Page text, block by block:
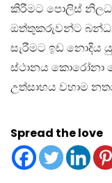
කිරීමට පොලිස්
ඔත්තුකරුවන්ට
සැරීමට ඉඩ නොදිය
ස්ථානය කොරෝනා
උත්සාහය වහාම
Spread the love